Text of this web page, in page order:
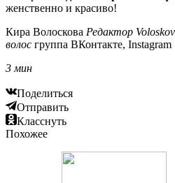
женственно и красиво!
Кира Волоскова Редактор
волос группа ВКонтакте, Instagram
3 мин
Поделиться
Отправить
Класснуть
Похожее